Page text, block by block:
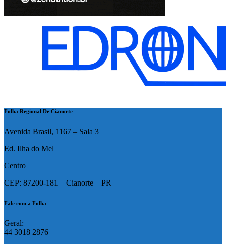
Folha Regional De Cianorte
Avenida Brasil, 1167 – Sala 3
Ed. Ilha do Mel
Centro
CEP: 87200-181 – Cianorte – PR
Fale com a Folha
Geral:
44 3018 2876